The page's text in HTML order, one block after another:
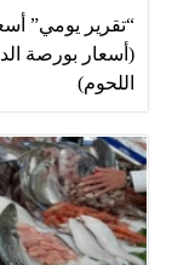
“تقرير يومي”
(أسعار بورصة
اللحوم)